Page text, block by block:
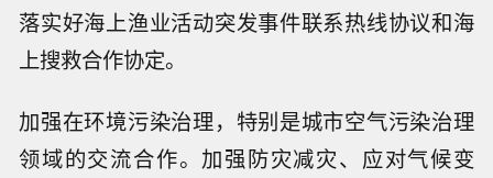
落实好海上渔业活动突发事件联系热线协议和海
上搜救合作协定。
加强在环境污染治理，特别是城市空气污染治理
领域的交流合作。加强防灾减灾、应对气候变